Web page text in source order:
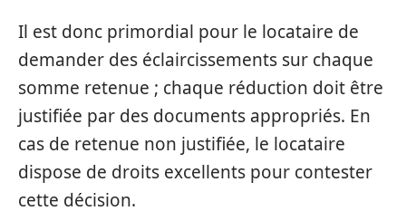
Il est donc primordial pour le locataire de
demander des éclaircissements sur chaque
somme retenue ; chaque réduction doit être
justifiée par des documents appropriés. En
cas de retenue non justifiée, le locataire
dispose de droits excellents pour contester
cette décision.